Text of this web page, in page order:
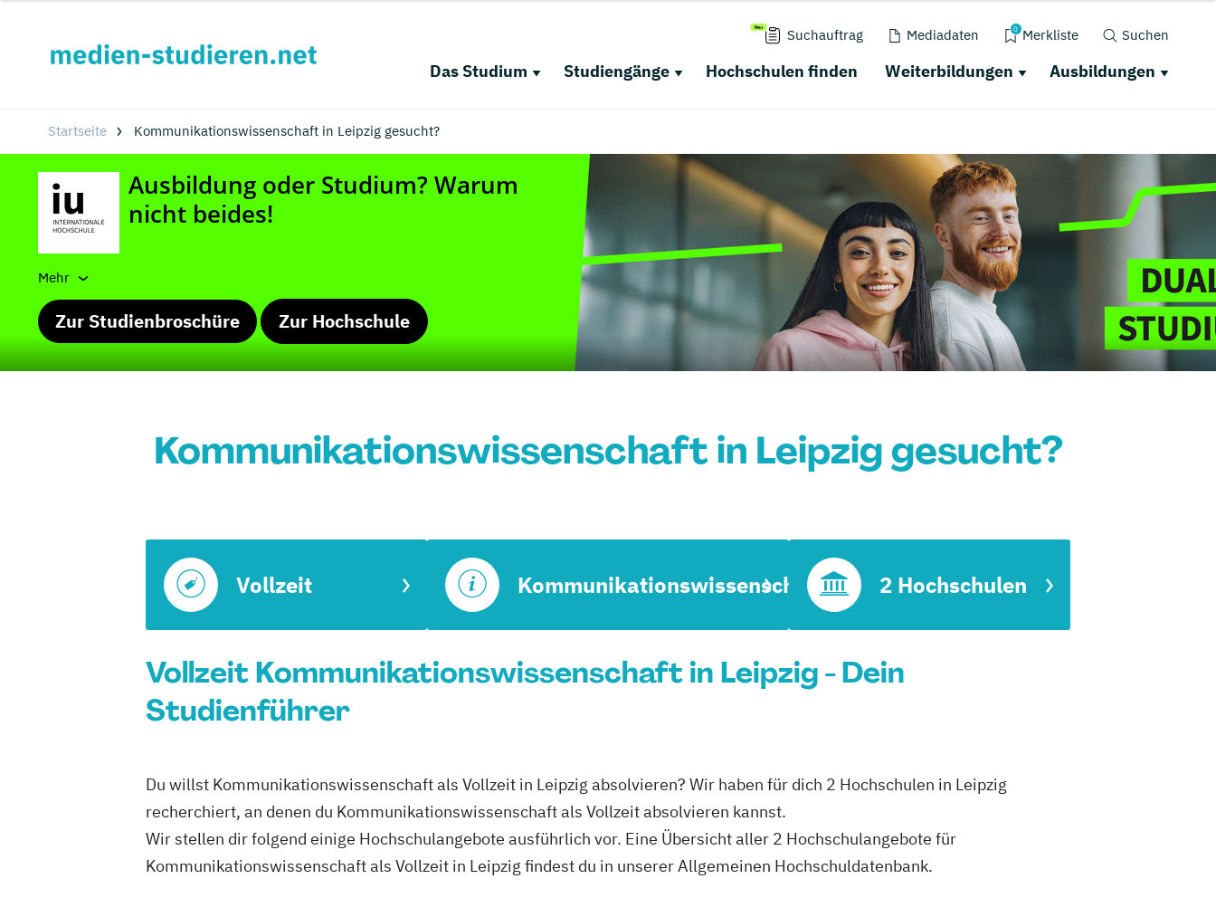
Suchauftrag Mediadaten 0 Merkliste Suchen
Das Studium Studiengänge Hochschulen finden Weiterbildungen Ausbildungen
Startseite Kommunikationswissenschaft in Leipzig gesucht?
Mehr
Zur Studienbroschüre Zur Hochschule
Kommunikationswissenschaft in Leipzig gesucht?
Vollzeit Kommunikationswissenschaft 2 Hochschulen
Vollzeit Kommunikationswissenschaft in Leipzig - Dein
Studienführer
Du willst Kommunikationswissenschaft als Vollzeit in Leipzig absolvieren? Wir haben für dich 2 Hochschulen in Leipzig
recherchiert, an denen du Kommunikationswissenschaft als Vollzeit absolvieren kannst.
Wir stellen dir folgend einige Hochschulangebote ausführlich vor. Eine Übersicht aller 2 Hochschulangebote für
Kommunikationswissenschaft als Vollzeit in Leipzig findest du in unserer Allgemeinen Hochschuldatenbank.